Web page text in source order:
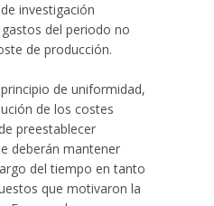
investigación
del periodo no
de producción.
de uniformidad,
de los costes
preestablecer
deberán mantener
del tiempo en tanto
que motivaron la